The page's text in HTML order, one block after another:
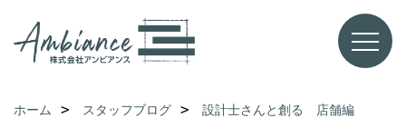
ホーム スタッフブログ 設計士さんと創る 店舗編